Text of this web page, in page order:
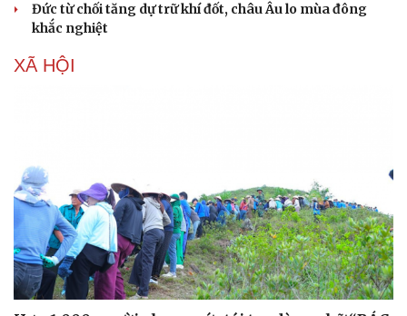
Đức từ chối tăng dự trữ khí đốt, châu Âu lo mùa đông
khắc nghiệt
XÃ HỘI